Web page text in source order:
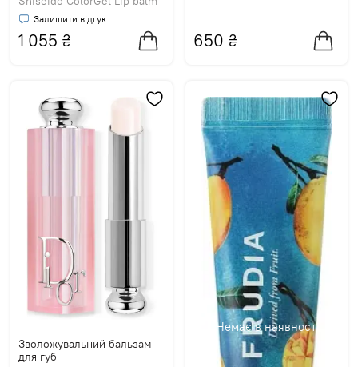
Залишити відгук
1 055 ₴ 650 ₴
Зволожувальний бальзам
для губ
Немає в наявності